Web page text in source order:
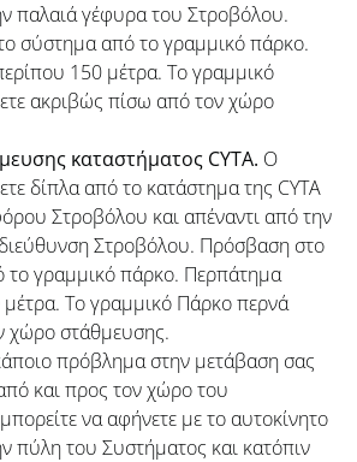
παλαιά γέφυρα του Στροβόλου.
σύστημα από το γραμμικό πάρκο.
150 μέτρα. Το γραμμικό
ακριβώς πίσω από τον χώρο
καταστήματος CYTA. Ο
δίπλα από το κατάστημα της CYTA
Στροβόλου και απέναντι από την
Στροβόλου. Πρόσβαση στο
το γραμμικό πάρκο. Περπάτημα
Το γραμμικό Πάρκο περνά
χώρο στάθμευσης.
πρόβλημα στην μετάβαση σας
και προς τον χώρο του
να αφήνετε με το αυτοκίνητο
πύλη του Συστήματος και κατόπιν